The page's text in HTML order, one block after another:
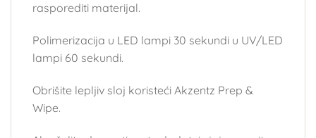
rasporediti materijal.
Polimerizacija u LED lampi 30 sekundi u UV/LED
lampi 60 sekundi.
Obrišite lepljiv sloj koristeći Akzentz Prep &
Wipe.